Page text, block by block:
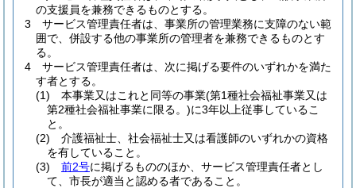
の支援員を兼務できるものとする。
3
サービス管理責任者は、事業所の管理業務に支障のない範
囲で、併設する他の事業所の管理者を兼務できるものとす
る。
4
サービス管理責任者は、次に掲げる要件のいずれかを満た
す者とする。
(1)
本事業又はこれと同等の事業(第1種社会福祉事業又は
第2種社会福祉事業に限る。)に3年以上従事しているこ
と。
(2)
介護福祉士、社会福祉士又は看護師のいずれかの資格
を有していること。
(3)
前2号に掲げるもののほか、サービス管理責任者とし
て、市長が適当と認める者であること。